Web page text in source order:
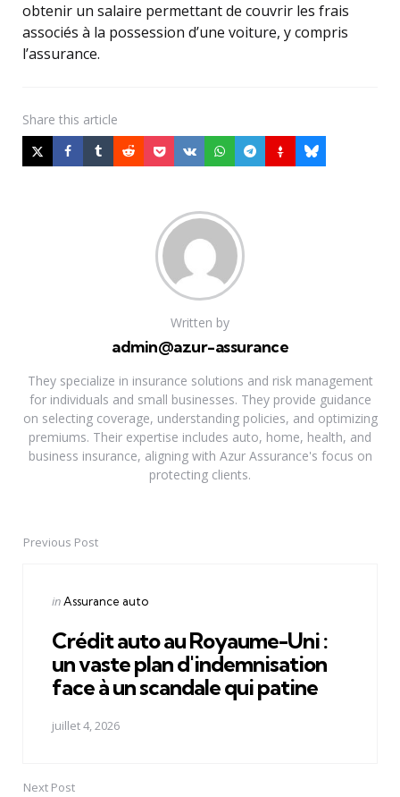
obtenir un salaire permettant de couvrir les frais
associés à la possession d’une voiture, y compris
l’assurance.
Share this article
Written by
admin@azur-assurance
They specialize in insurance solutions and risk management
for individuals and small businesses. They provide guidance
on selecting coverage, understanding policies, and optimizing
premiums. Their expertise includes auto, home, health, and
business insurance, aligning with Azur Assurance's focus on
protecting clients.
PostPrevious Post
Posted
inAssurance auto
Crédit auto au Royaume-Uni :
un vaste plan d'indemnisation
face à un scandale qui patine
juillet 4, 2026
Next Post